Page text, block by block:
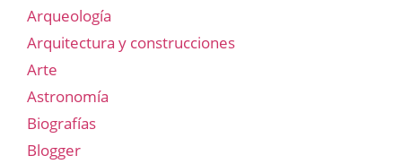
Arqueología
Arquitectura y construcciones
Arte
Astronomía
Biografías
Blogger